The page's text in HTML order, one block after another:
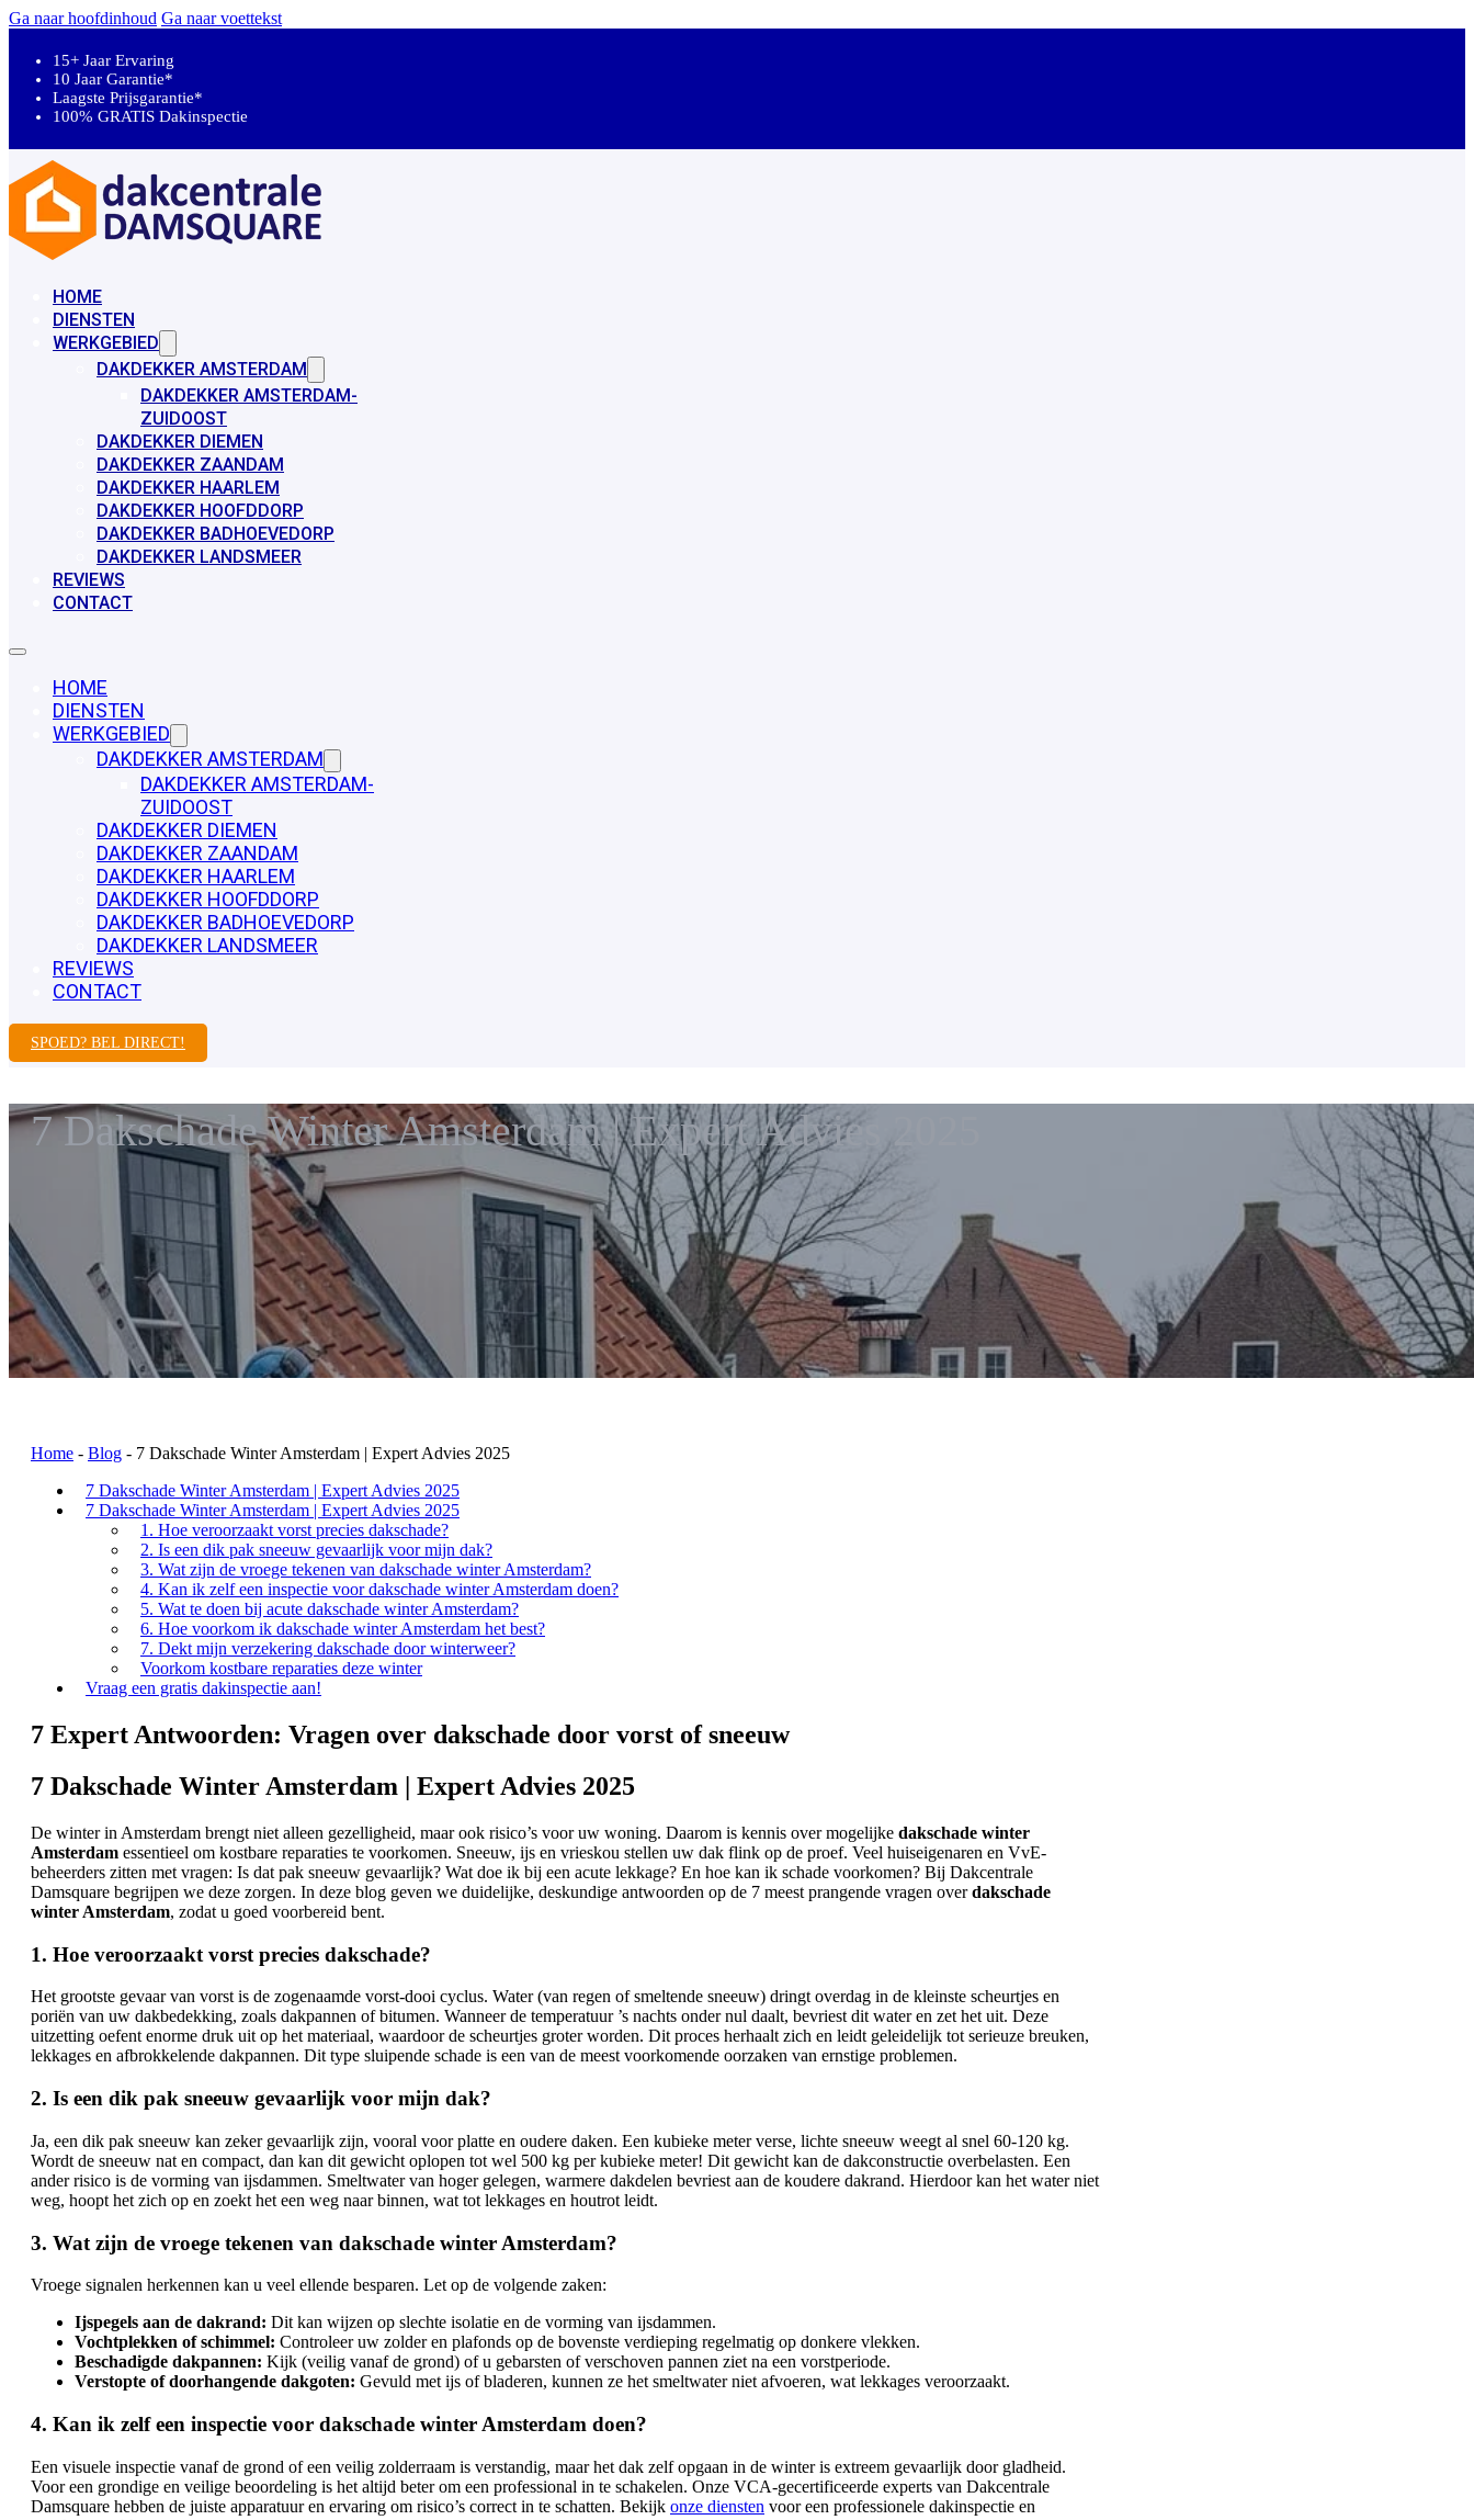
Ga naar hoofdinhoud Ga naar voettekst
15+ Jaar Ervaring
10 Jaar Garantie*
Laagste Prijsgarantie*
100% GRATIS Dakinspectie
HOME
DIENSTEN
WERKGEBIED
DAKDEKKER AMSTERDAM
DAKDEKKER AMSTERDAM-
ZUIDOOST
DAKDEKKER DIEMEN
DAKDEKKER ZAANDAM
DAKDEKKER HAARLEM
DAKDEKKER HOOFDDORP
DAKDEKKER BADHOEVEDORP
DAKDEKKER LANDSMEER
REVIEWS
CONTACT
HOME
DIENSTEN
WERKGEBIED
DAKDEKKER AMSTERDAM
DAKDEKKER AMSTERDAM-
ZUIDOOST
DAKDEKKER DIEMEN
DAKDEKKER ZAANDAM
DAKDEKKER HAARLEM
DAKDEKKER HOOFDDORP
DAKDEKKER BADHOEVEDORP
DAKDEKKER LANDSMEER
REVIEWS
CONTACT
SPOED? BEL DIRECT!
7 Dakschade Winter Amsterdam | Expert Advies 2025
Home - Blog - 7 Dakschade Winter Amsterdam | Expert Advies 2025
7 Dakschade Winter Amsterdam | Expert Advies 2025
7 Dakschade Winter Amsterdam | Expert Advies 2025
1. Hoe veroorzaakt vorst precies dakschade?
2. Is een dik pak sneeuw gevaarlijk voor mijn dak?
3. Wat zijn de vroege tekenen van dakschade winter Amsterdam?
4. Kan ik zelf een inspectie voor dakschade winter Amsterdam doen?
5. Wat te doen bij acute dakschade winter Amsterdam?
6. Hoe voorkom ik dakschade winter Amsterdam het best?
7. Dekt mijn verzekering dakschade door winterweer?
Voorkom kostbare reparaties deze winter
Vraag een gratis dakinspectie aan!
7 Expert Antwoorden: Vragen over dakschade door vorst of sneeuw
7 Dakschade Winter Amsterdam | Expert Advies 2025
De winter in Amsterdam brengt niet alleen gezelligheid, maar ook risico’s voor uw woning. Daarom is kennis over mogelijke dakschade winter
Amsterdam essentieel om kostbare reparaties te voorkomen. Sneeuw, ijs en vrieskou stellen uw dak flink op de proef. Veel huiseigenaren en VvE-
beheerders zitten met vragen: Is dat pak sneeuw gevaarlijk? Wat doe ik bij een acute lekkage? En hoe kan ik schade voorkomen? Bij Dakcentrale
Damsquare begrijpen we deze zorgen. In deze blog geven we duidelijke, deskundige antwoorden op de 7 meest prangende vragen overdakschade
winter Amsterdam, zodat u goed voorbereid bent.
1. Hoe veroorzaakt vorst precies dakschade?
Het grootste gevaar van vorst is de zogenaamde vorst-dooi cyclus. Water (van regen of smeltende sneeuw) dringt overdag in de kleinste scheurtjes en
poriën van uw dakbedekking, zoals dakpannen of bitumen. Wanneer de temperatuur ’s nachts onder nul daalt, bevriest dit water en zet het uit. Deze
uitzetting oefent enorme druk uit op het materiaal, waardoor de scheurtjes groter worden. Dit proces herhaalt zich en leidt geleidelijk tot serieuze breuken,
lekkages en afbrokkelende dakpannen. Dit type sluipende schade is een van de meest voorkomende oorzaken van ernstige problemen.
2. Is een dik pak sneeuw gevaarlijk voor mijn dak?
Ja, een dik pak sneeuw kan zeker gevaarlijk zijn, vooral voor platte en oudere daken. Een kubieke meter verse, lichte sneeuw weegt al snel 60-120 kg.
Wordt de sneeuw nat en compact, dan kan dit gewicht oplopen tot wel 500 kg per kubieke meter! Dit gewicht kan de dakconstructie overbelasten. Een
ander risico is de vorming van ijsdammen. Smeltwater van hoger gelegen, warmere dakdelen bevriest aan de koudere dakrand. Hierdoor kan het water niet
weg, hoopt het zich op en zoekt het een weg naar binnen, wat tot lekkages en houtrot leidt.
3. Wat zijn de vroege tekenen van dakschade winter Amsterdam?
Vroege signalen herkennen kan u veel ellende besparen. Let op de volgende zaken:
Ijspegels aan de dakrand: Dit kan wijzen op slechte isolatie en de vorming van ijsdammen.
Vochtplekken of schimmel: Controleer uw zolder en plafonds op de bovenste verdieping regelmatig op donkere vlekken.
Beschadigde dakpannen: Kijk (veilig vanaf de grond) of u gebarsten of verschoven pannen ziet na een vorstperiode.
Verstopte of doorhangende dakgoten: Gevuld met ijs of bladeren, kunnen ze het smeltwater niet afvoeren, wat lekkages veroorzaakt.
4. Kan ik zelf een inspectie voor dakschade winter Amsterdam doen?
Een visuele inspectie vanaf de grond of een veilig zolderraam is verstandig, maar het dak zelf opgaan in de winter is extreem gevaarlijk door gladheid.
Voor een grondige en veilige beoordeling is het altijd beter om een professional in te schakelen. Onze VCA-gecertificeerde experts van Dakcentrale
Damsquare hebben de juiste apparatuur en ervaring om risico’s correct in te schatten. Bekijk onze diensten voor een professionele dakinspectie en